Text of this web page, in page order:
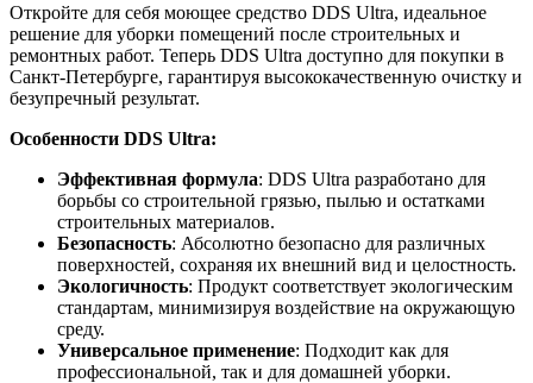
Откройте для себя моющее средство DDS Ultra, идеальное
решение для уборки помещений после строительных и
ремонтных работ. Теперь DDS Ultra доступно для покупки в
Санкт-Петербурге, гарантируя высококачественную очистку и
безупречный результат.
Особенности DDS Ultra:
Эффективная формула: DDS Ultra разработано для
борьбы со строительной грязью, пылью и остатками
строительных материалов.
Безопасность: Абсолютно безопасно для различных
поверхностей, сохраняя их внешний вид и целостность.
Экологичность: Продукт соответствует экологическим
стандартам, минимизируя воздействие на окружающую
среду.
Универсальное применение: Подходит как для
профессиональной, так и для домашней уборки.